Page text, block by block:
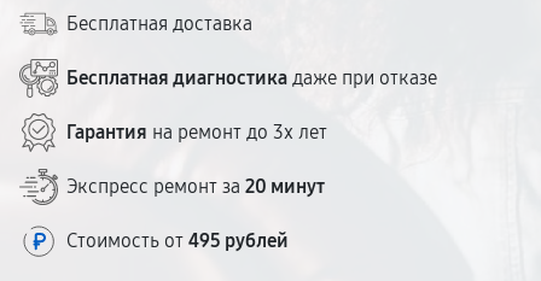
работ — без скрытых доплат. Сервисный центр
расположен в удобном месте города.
Бесплатная доставка
Бесплатная диагностика даже при отказе
Гарантия на ремонт до 3х лет
Экспресс ремонт за 20 минут
Стоимость от 495 рублей